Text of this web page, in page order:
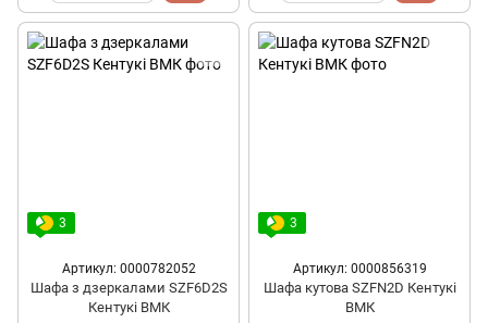
3
Артикул: 0000782052
Шафа з дзеркалами SZF6D2S
Кентукі ВМК
3
Артикул: 0000856319
Шафа кутова SZFN2D Кентукі
ВМК